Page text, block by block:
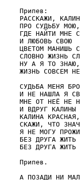
Припев:
РАССКАЖИ,
ПРО СУДЬБУ МОЮ,
ГДЕ НАЙТИ МНЕ
И ЛЮБОВЬ СВОЮ
ЦВЕТОМ МАНИШЬ
СЛОВНО ЖИЗНЬ
НУ А Я ТО ЗНАЮ,
ЖИЗНЬ СОВСЕМ
СУДЬБА МЕНЯ
И НЕ НАШЛА Я
МНЕ ОТ НЕЁ НЕ
И ВДРУГ КАЛИНЫ
КАЛИНА
СКАЖИ, ЧТО
Я НЕ МОГУ
БЕЗ ДРУГА ЖИТЬ
БЕЗ ДРУГА ЖИТЬ
Припев.
А ПОЗАДИ НИ